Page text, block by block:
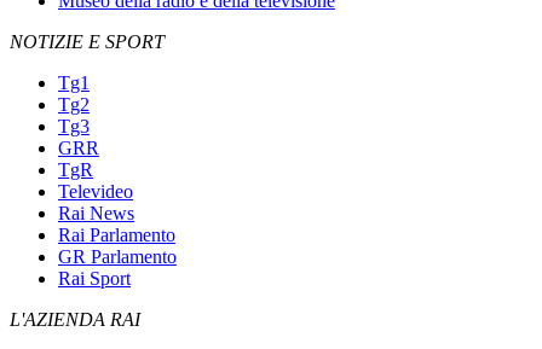
NOTIZIE E SPORT
Tg1
Tg2
Tg3
GRR
TgR
Televideo
Rai News
Rai Parlamento
GR Parlamento
Rai Sport
L'AZIENDA RAI